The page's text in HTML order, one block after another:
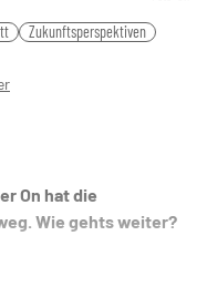
Zukunftsperspektiven
On hat die
Wie gehts weiter?